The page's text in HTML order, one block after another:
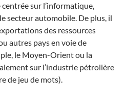
sur l’informatique,
secteur automobile. De plus, il
des ressources
autres pays en voie de
le Moyen-Orient ou la
sur l’industrie pétrolière
de jeu de mots).